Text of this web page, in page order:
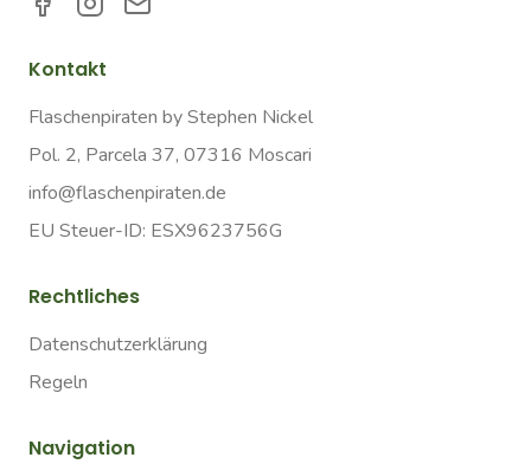
Kontakt
Flaschenpiraten by Stephen Nickel
Pol. 2, Parcela 37, 07316 Moscari
info@flaschenpiraten.de
EU Steuer-ID: ESX9623756G
Rechtliches
Datenschutzerklärung
Regeln
Navigation